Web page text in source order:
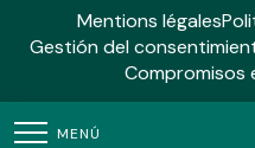
MENÚ
Mentions légales
Gestión del
Compromisos